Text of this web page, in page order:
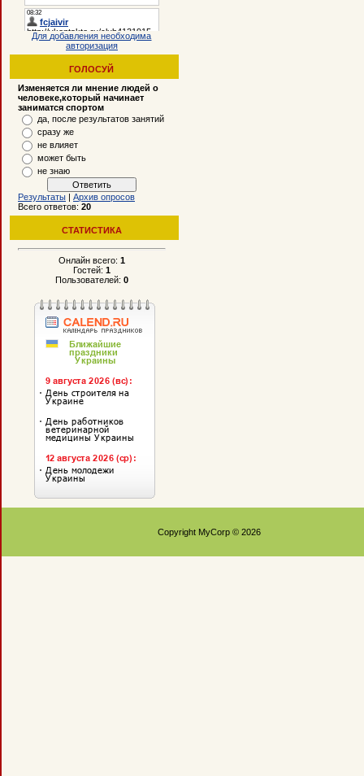
Для добавления необходима
авторизация
ГОЛОСУЙ
Изменяется ли мнение людей о
человеке,который начинает
заниматся спортом
да, после результатов занятий
сразу же
не влияет
может быть
не знаю
Результаты | Архив опросов
Всего ответов: 20
СТАТИСТИКА
Онлайн всего: 1
Гостей: 1
Пользователей: 0
Copyright MyCorp © 2026